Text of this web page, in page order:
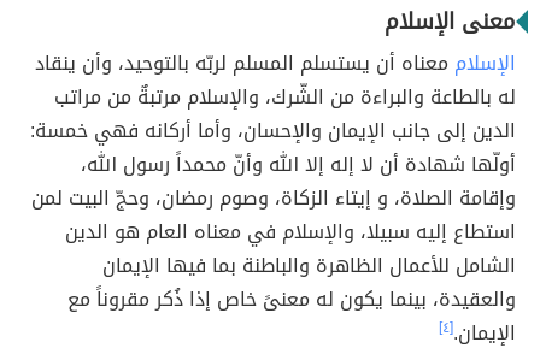
معنى الإسلام
الإسلام معناه أن يستسلم المسلم لربّه بالتوحيد، وأن ينقاد
له بالطاعة والبراءة من الشّرك، والإسلام مرتبةٌ من مراتب
الدين إلى جانب الإيمان والإحسان، وأما أركانه فهي خمسة:
أولّها شهادة أن لا إله إلا الله وأنّ محمداً رسول الله،
وإقامة الصلاة، و إيتاء الزكاة، وصوم رمضان، وحجّ البيت لمن
استطاع إليه سبيلا، والإسلام في معناه العام هو الدين
الشامل للأعمال الظاهرة والباطنة بما فيها الإيمان
والعقيدة، بينما يكون له معنىً خاص إذا ذُكر مقروناً مع
الإيمان.[٤]